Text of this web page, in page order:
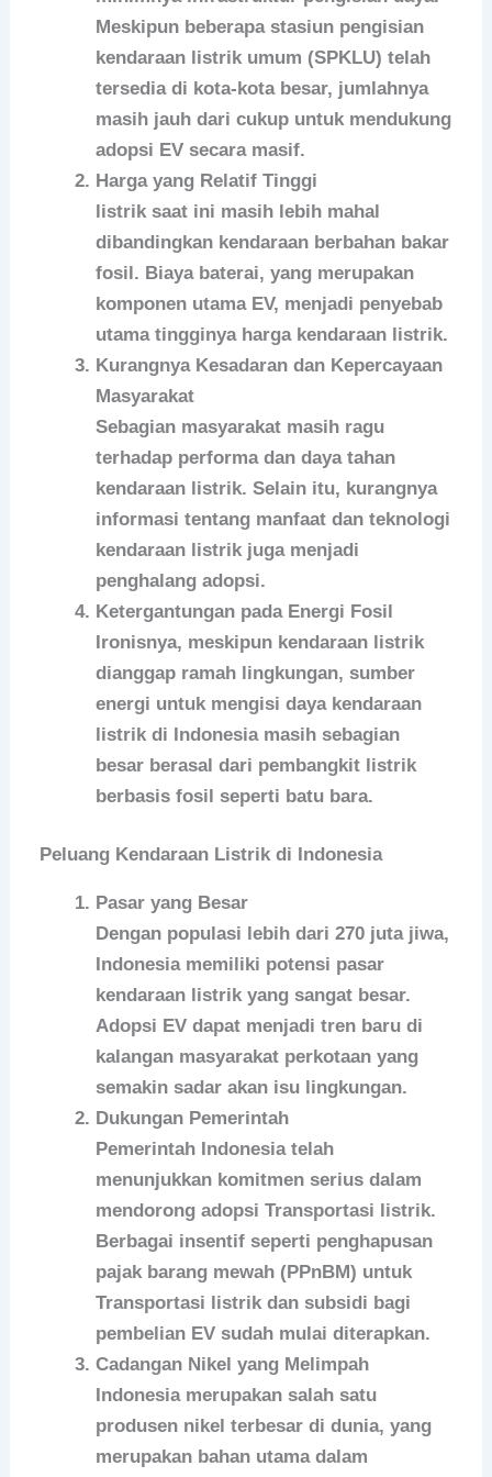
Meskipun beberapa stasiun pengisian
kendaraan listrik umum (SPKLU) telah
tersedia di kota-kota besar, jumlahnya
masih jauh dari cukup untuk mendukung
adopsi EV secara masif.
Harga yang Relatif Tinggi
listrik saat ini masih lebih mahal
dibandingkan kendaraan berbahan bakar
fosil. Biaya baterai, yang merupakan
komponen utama EV, menjadi penyebab
utama tingginya harga kendaraan listrik.
Kurangnya Kesadaran dan Kepercayaan
Masyarakat
Sebagian masyarakat masih ragu
terhadap performa dan daya tahan
kendaraan listrik. Selain itu, kurangnya
informasi tentang manfaat dan teknologi
kendaraan listrik juga menjadi
penghalang adopsi.
Ketergantungan pada Energi Fosil
Ironisnya, meskipun kendaraan listrik
dianggap ramah lingkungan, sumber
energi untuk mengisi daya kendaraan
listrik di Indonesia masih sebagian
besar berasal dari pembangkit listrik
berbasis fosil seperti batu bara.
Peluang Kendaraan Listrik di Indonesia
Pasar yang Besar
Dengan populasi lebih dari 270 juta jiwa,
Indonesia memiliki potensi pasar
kendaraan listrik yang sangat besar.
Adopsi EV dapat menjadi tren baru di
kalangan masyarakat perkotaan yang
semakin sadar akan isu lingkungan.
Dukungan Pemerintah
Pemerintah Indonesia telah
menunjukkan komitmen serius dalam
mendorong adopsi Transportasi listrik.
Berbagai insentif seperti penghapusan
pajak barang mewah (PPnBM) untuk
Transportasi listrik dan subsidi bagi
pembelian EV sudah mulai diterapkan.
Cadangan Nikel yang Melimpah
Indonesia merupakan salah satu
produsen nikel terbesar di dunia, yang
merupakan bahan utama dalam